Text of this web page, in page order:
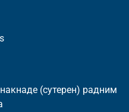
(сутерен) радним